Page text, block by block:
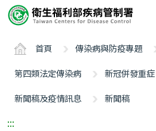
要
ALT+C
首頁 傳染病與防疫專題
第四類法定傳染病
新冠併發重症
新聞稿及疫情訊息
新聞稿
:::